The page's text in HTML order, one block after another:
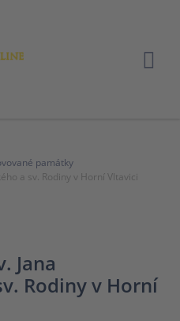
památky
a sv. Rodiny v Horní Vltavici
Jana
Rodiny v Horní